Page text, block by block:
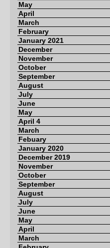
May
April
March
February
January 2021
December
November
October
September
August
July
June
May
April 4
March
Febuary
January 2020
December 2019
November
October
September
August
July
June
May
April
March